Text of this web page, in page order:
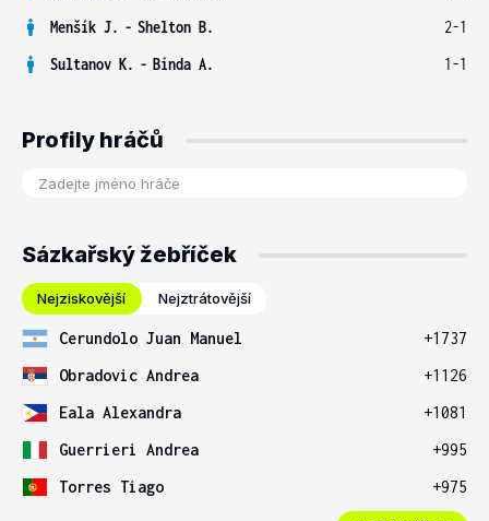
Menšík J. - Shelton B.
2-1
Sultanov K. - Binda A. 1-1
Profily hráčů
Sázkařský žebříček
Nejziskovější Nejztrátovější
Cerundolo Juan Manuel
+1737
Obradovic Andrea
+1126
Eala Alexandra
+1081
Guerrieri Andrea
+995
Torres Tiago
+975